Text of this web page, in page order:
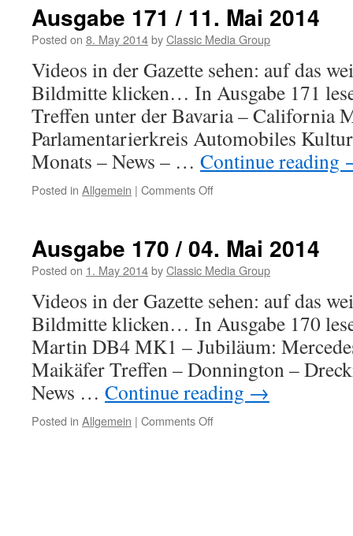
18.
Mai
Ausgabe 171 / 11. Mai 2014
Posted on 8. May 2014byClassic Media Group
Videos in der Gazette sehen: auf das
Bildmitte klicken… In Ausgabe 171
Treffen unter der Bavaria – California
Parlamentarierkreis Automobiles
Monats – News – … Continue reading
Posted in Allgemein | Comments Off
11.
Mai
Ausgabe 170 / 04. Mai 2014
Posted on 1. May 2014byClassic Media Group
Videos in der Gazette sehen: auf das
Bildmitte klicken… In Ausgabe 170
Martin DB4 MK1 – Jubiläum:
Maikäfer Treffen – Donnington –
News … Continue reading →
Posted in Allgemein | Comments Off